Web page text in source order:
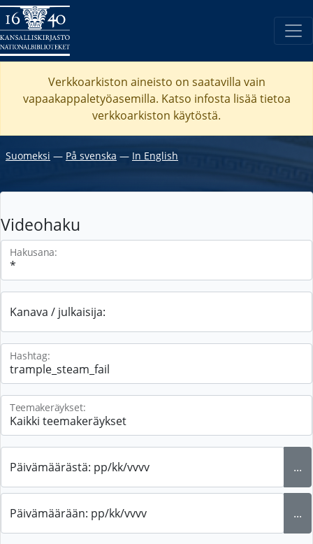
Verkkoarkiston aineisto on saatavilla vain
vapaakappaletyöasemilla. Katso infosta lisää tietoa
verkkoarkiston käytöstä.
Suomeksi ― På svenska ― In English
Videohaku
Hakusana:
Kanava / julkaisija:
Hashtag:
Teemakeräykset:
Päivämäärästä: pp/kk/vvvv ...
Päivämäärään: pp/kk/vvvv ...